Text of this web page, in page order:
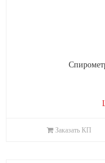
Заказать КП